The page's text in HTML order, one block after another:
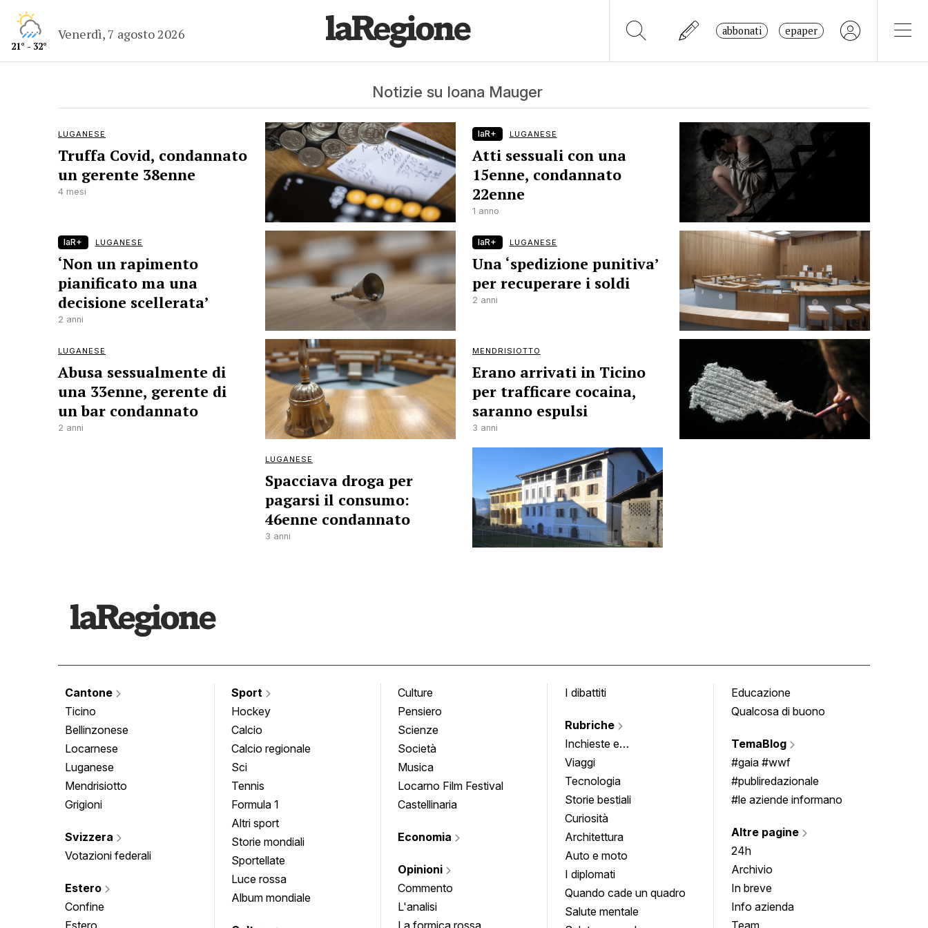
21° - 32°
Venerdì, 7 agosto 2026 abbonati epaper
Notizie su Ioana Mauger
LUGANESE
Truffa Covid, condannato
un gerente 38enne
4 mesi
laR+ LUGANESE
Atti sessuali con una
15enne, condannato
22enne
1 anno
laR+ LUGANESE
‘Non un rapimento
pianificato ma una
decisione scellerata’
2 anni
laR+ LUGANESE
Una ‘spedizione punitiva’
per recuperare i soldi
2 anni
LUGANESE
Abusa sessualmente di
una 33enne, gerente di
un bar condannato
2 anni
MENDRISIOTTO
Erano arrivati in Ticino
per trafficare cocaina,
saranno espulsi
3 anni
LUGANESE
Spacciava droga per
pagarsi il consumo:
46enne condannato
3 anni
Cantone
Ticino
Bellinzonese
Locarnese
Luganese
Mendrisiotto
Grigioni
Svizzera
Votazioni federali
Estero
Confine
Estero
Sport
Hockey
Calcio
Calcio regionale
Sci
Tennis
Formula 1
Altri sport
Storie mondiali
Sportellate
Luce rossa
Album mondiale
Culture
Pensiero
Scienze
Società
Musica
Locarno Film Festival
Castellinaria
Economia
Opinioni
Commento
L'analisi
La formica rossa
I dibattiti
Rubriche
Inchieste e
approfondimenti
Viaggi
Tecnologia
Storie bestiali
Curiosità
Architettura
Auto e moto
I diplomati
Quando cade un quadro
Salute mentale
Educazione
Qualcosa di buono
TemaBlog
#gaia #wwf
#publiredazionale
#le aziende informano
Altre pagine
24h
Archivio
In breve
Info azienda
Team